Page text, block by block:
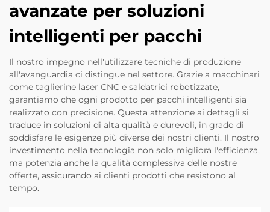
avanzate per soluzioni
intelligenti per pacchi
Il nostro impegno nell'utilizzare tecniche di produzione
all'avanguardia ci distingue nel settore. Grazie a macchinari
come taglierine laser CNC e saldatrici robotizzate,
garantiamo che ogni prodotto per pacchi intelligenti sia
realizzato con precisione. Questa attenzione ai dettagli si
traduce in soluzioni di alta qualità e durevoli, in grado di
soddisfare le esigenze più diverse dei nostri clienti. Il nostro
investimento nella tecnologia non solo migliora l'efficienza,
ma potenzia anche la qualità complessiva delle nostre
offerte, assicurando ai clienti prodotti che resistono al
tempo.